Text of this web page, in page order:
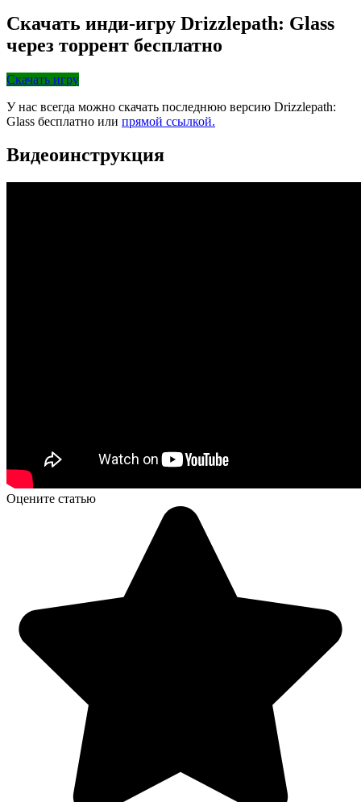
Скачать инди-игру Drizzlepath: Glass
через торрент бесплатно
Скачать игру
У нас всегда можно скачать последнюю версию Drizzlepath:
Glass бесплатно или прямой ссылкой.
Видеоинструкция
Оцените статью